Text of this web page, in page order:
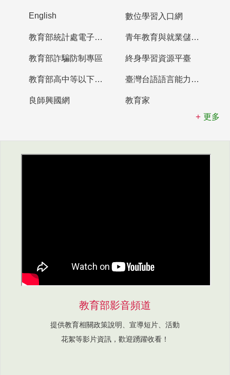
English 數位學習入口網
教育部統計處電子書櫃 青年教育與就業儲蓄帳戶
教育部詐騙防制專區 終身學習資源平臺
教育部高中等以下學校及幼兒園教師資格檢定考試 臺灣台語語言能力認證網站
良師興國網
教育家
更多
教育部影音頻道
提供教育相關政策說明、宣導短片、活動
花絮等影片資訊，歡迎踴躍收看！